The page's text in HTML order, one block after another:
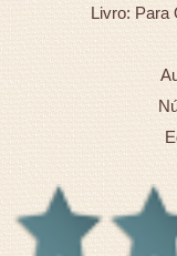
Livro: Para